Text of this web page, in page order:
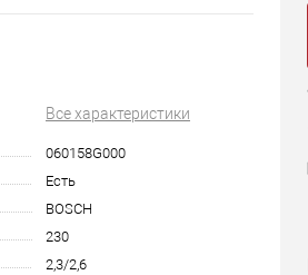
Все характеристики
060158G000
Есть
BOSCH
230
2,3/2,6